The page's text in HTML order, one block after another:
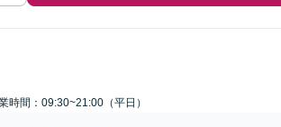
時間：09:30~21:00（平日）